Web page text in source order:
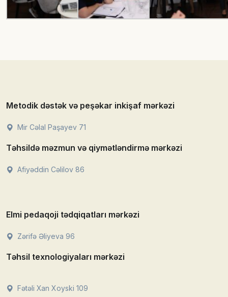
Metodik dəstək və peşəkar inkişaf mərkəzi
Mir Cəlal Paşayev 71
Təhsildə məzmun və qiymətləndirmə mərkəzi
Afiyəddin Cəlilov 86
Elmi pedaqoji tədqiqatları mərkəzi
Zərifə Əliyeva 96
Təhsil texnologiyaları mərkəzi
Fətəli Xan Xoyski 109